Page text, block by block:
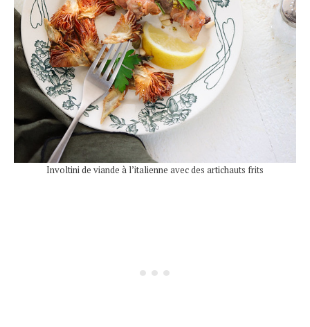
Involtini de viande à l’italienne avec des artichauts frits